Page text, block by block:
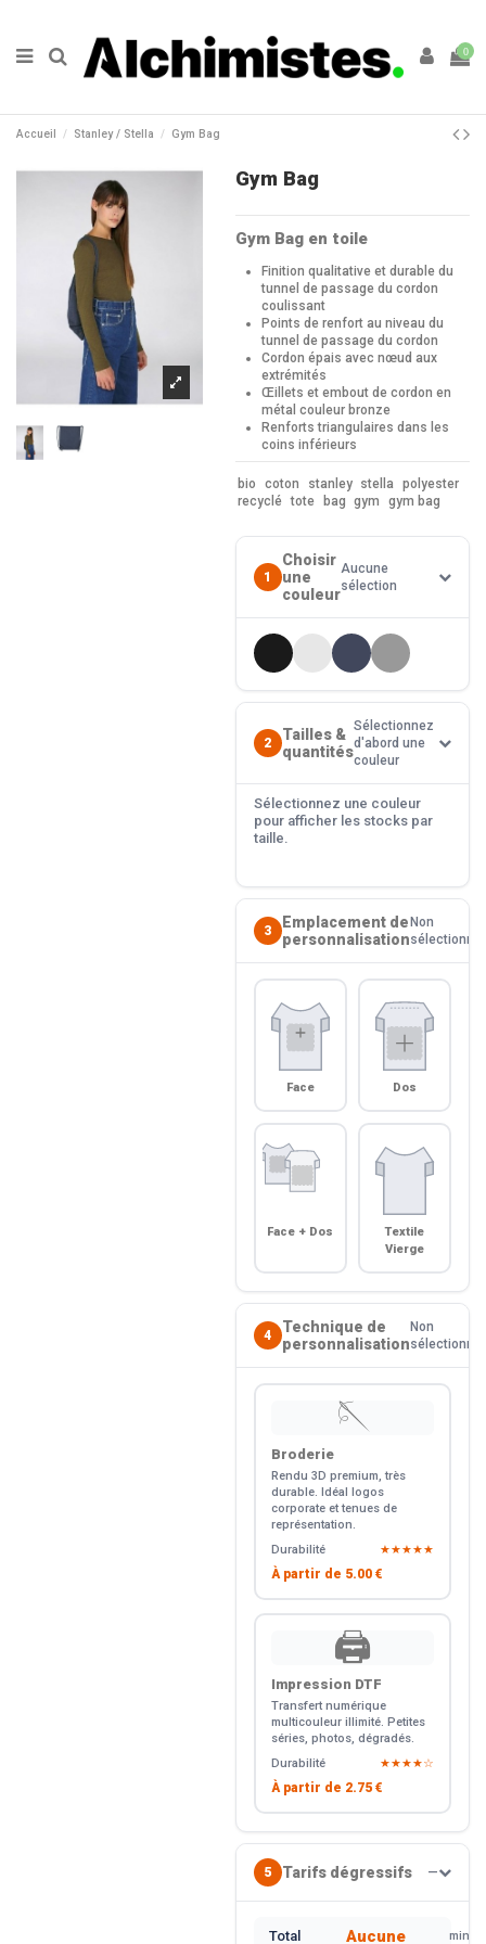
0
Accueil Stanley / Stella Gym Bag
Gym Bag
Gym Bag en toile
Finition qualitative et durable du
tunnel de passage du cordon
coulissant
Points de renfort au niveau du
tunnel de passage du cordon
Cordon épais avec nœud aux
extrémités
Œillets et embout de cordon en
métal couleur bronze
Renforts triangulaires dans les
coins inférieurs
bio coton stanley stella polyester
recyclé tote bag gym gym bag
1
Choisir
une
couleur
Aucune
sélection
2
Tailles &
quantités
Sélectionnez
d'abord une
couleur
Sélectionnez une couleur
pour afficher les stocks par
taille.
3
Emplacement de
personnalisation
Non
sélectionné
Face Dos
Face + Dos
Textile
Vierge
4
Technique de
personnalisation
Non
sélectionné
🪡
Broderie
Rendu 3D premium, très
durable. Idéal logos
corporate et tenues de
représentation.
Durabilité
★★★★★
À partir de 5.00 €
🖨️
Impression DTF
Transfert numérique
multicouleur illimité. Petites
séries, photos, dégradés.
Durabilité
★★★★☆
À partir de 2.75 €
5 Tarifs dégressifs —
Total
Aucune
min.